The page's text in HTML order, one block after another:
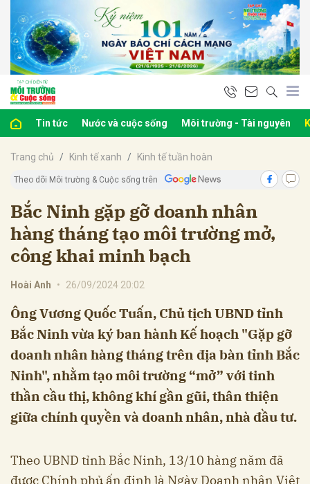
Tin tức Nước và cuộc sống Môi trường - Tài nguyên
Trang chủ Kinh tế xanh Kinh tế tuần hoàn
Theo dõi Môi trường & Cuộc sống trên
Bắc Ninh gặp gỡ doanh nhân
hàng tháng tạo môi trường mở,
công khai minh bạch
Hoài Anh • 26/09/2024 20:02
Ông Vương Quốc Tuấn, Chủ tịch UBND tỉnh
Bắc Ninh vừa ký ban hành Kế hoạch "Gặp gỡ
doanh nhân hàng tháng trên địa bàn tỉnh Bắc
Ninh", nhằm tạo môi trường “mở” với tinh
thần cầu thị, không khí gần gũi, thân thiện
giữa chính quyền và doanh nhân, nhà đầu tư.
Theo UBND tỉnh Bắc Ninh, 13/10 hàng năm đã
được Chính phủ ấn định là Ngày Doanh nhân Việt
luận
Hủy